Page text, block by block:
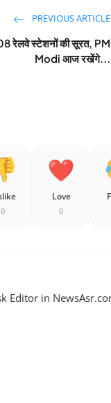
PREVIOUS ARTICLE
रेलवे स्टेशनों की सूरत, PM
Modi आज रखेंगे...
0
Love
0
Editor in